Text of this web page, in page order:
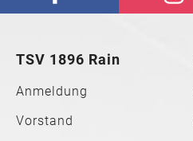
TSV 1896 Rain
Anmeldung
Vorstand